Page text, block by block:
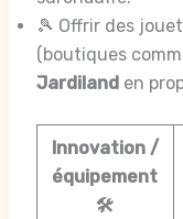
🎾 Offrir des
(boutiques
Jardilanden
Innovation /
équipement
🛠️